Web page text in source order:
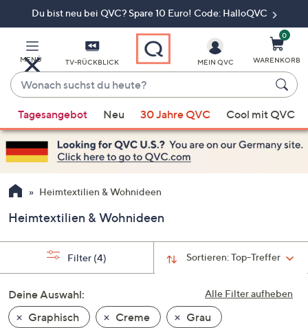
Du bist neu bei QVC? Spare 10 Euro! Code: HalloQVC
MENÜ TV-RÜCKBLICK
Wonach
suchst
du
heute?
Vorschläge
verfügbar
sind,
verwenden
Sie
Pfeiltasten
nach
und
nach
unten
oder
MEIN QVC
0
WARENKORB
Tagesangebot Neu 30 Jahre QVC Cool mit QVC
Heimtextilien & Wohnideen
Heimtextilien & Wohnideen
Sortieren:Top-Treffer
Filter (4)
Alle Filter aufheben
Deine Auswahl:
Graphisch
Creme
Grau